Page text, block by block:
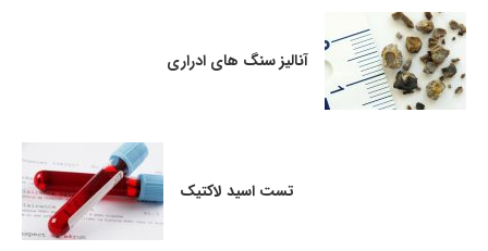
آنالیز سنگ های ادراری
تست اسید لاکتیک